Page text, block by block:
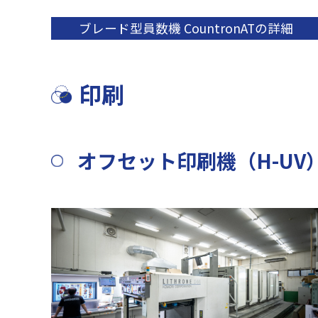
ブレード型員数機 ​CountronATの詳細
印刷
オフセット印刷機（H-UV